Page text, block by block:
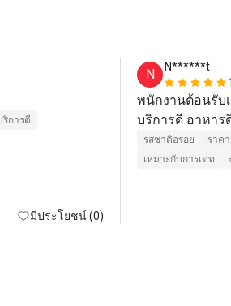
ริการดี
มีประโยชน์ (0)
N
N******t
พนักงานต้อนรับ
รสชาติอร่อย ราค
เหมาะกับการเดท